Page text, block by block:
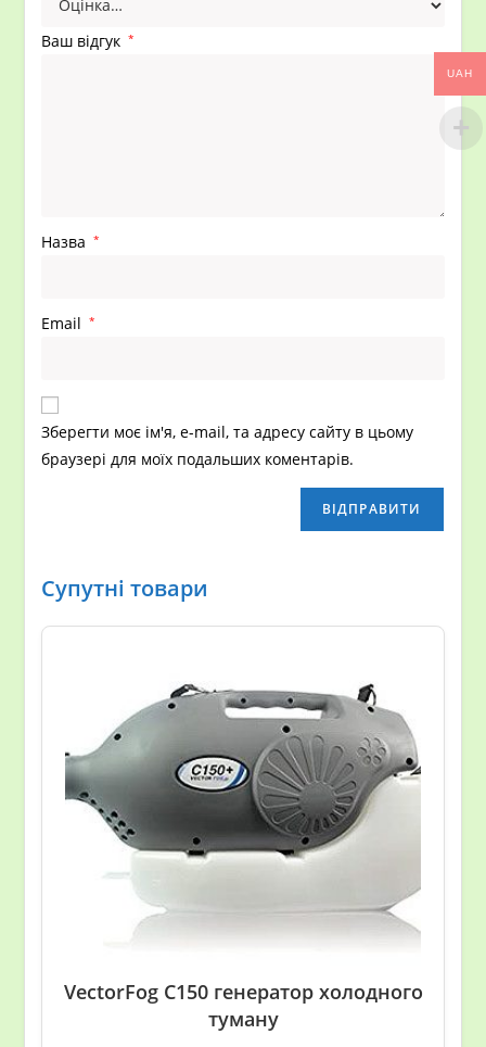
Ваш відгук *
Назва *
Email *
Зберегти моє ім'я, e-mail, та адресу сайту в цьому
браузері для моїх подальших коментарів.
Супутні товари
VectorFog C150 генератор холодного
туману
UAH